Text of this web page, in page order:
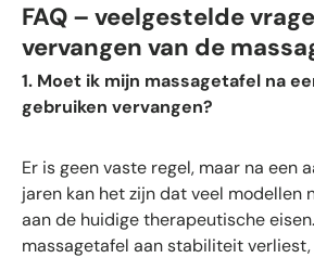
FAQ – veelgestelde
vervangen van de
1. Moet ik mijn massagetafel na
gebruiken vervangen?
Er is geen vaste regel, maar na een
jaren kan het zijn dat veel modellen
aan de huidige therapeutische
massagetafel aan stabiliteit